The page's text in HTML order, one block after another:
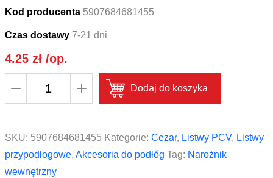
Kod producenta 5907684681455
Czas dostawy 7-21 dni
4.25 zł/op.
do
przypodłogowej
Dodaj do koszyka
SKU: 5907684681455 Kategorie: Cezar, Listwy PCV, Listwy
przypodłogowe, Akcesoria do podłóg Tag: Narożnik
wewnętrzny